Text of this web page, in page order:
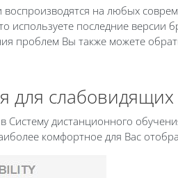
воспроизводятся на любых
используете последние версии
проблем Вы также можете
для слабовидящих
Систему дистанционного
комфортное для Вас